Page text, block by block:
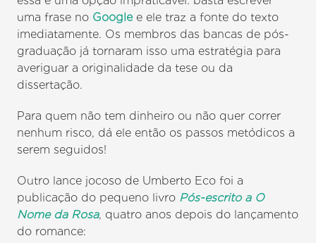
uma frase no Googlee ele traz a fonte do texto
imediatamente. Os membros das bancas de pós-
graduação já tornaram isso uma estratégia para
averiguar a originalidade da tese ou da
dissertação.
Para quem não tem dinheiro ou não quer correr
nenhum risco, dá ele então os passos metódicos a
serem seguidos!
Outro lance jocoso de Umberto Eco foi a
publicação do pequeno livro Pós-escrito a O
Nome da Rosa, quatro anos depois do lançamento
do romance: